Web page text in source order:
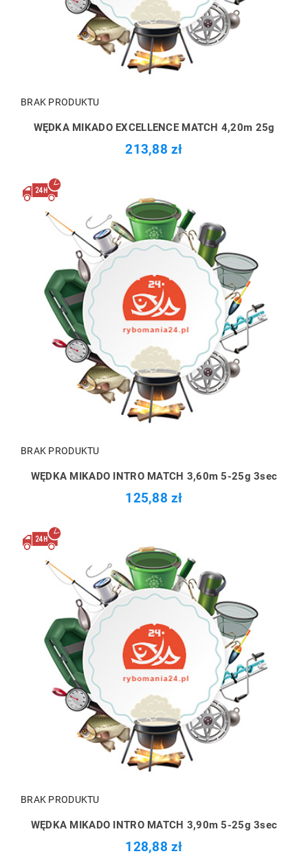
BRAK PRODUKTU
WĘDKA MIKADO EXCELLENCE MATCH 4,20m 25g
213,88 zł
BRAK PRODUKTU
WĘDKA MIKADO INTRO MATCH 3,60m 5-25g 3sec
125,88 zł
BRAK PRODUKTU
WĘDKA MIKADO INTRO MATCH 3,90m 5-25g 3sec
128,88 zł